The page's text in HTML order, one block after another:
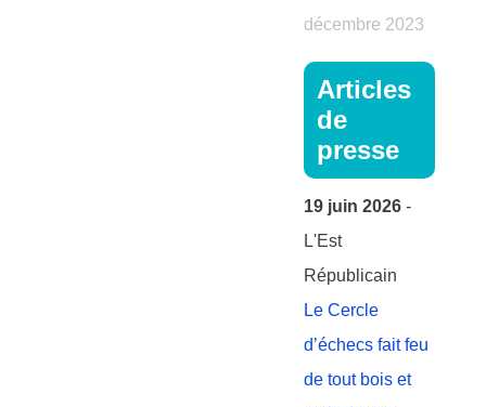
décembre 2023
Articles
de
presse
19 juin 2026 -
L'Est
Républicain
Le Cercle
d’échecs fait feu
de tout bois et